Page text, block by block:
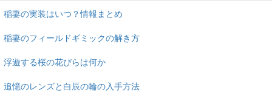
稲妻の実装はいつ？情報まとめ
稲妻のフィールドギミックの解き方
浮遊する桜の花びらは何か
追憶のレンズと白辰の輪の入手方法